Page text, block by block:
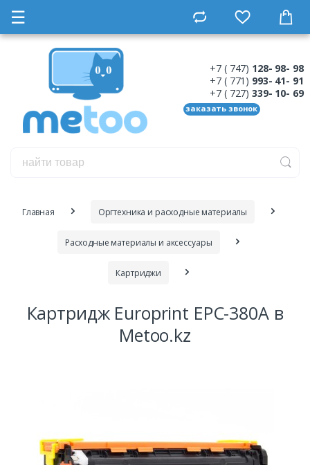
☰
+7 ( 747) 128- 98- 98
+7 ( 771) 993- 41- 91
+7 ( 727) 339- 10- 69
заказать звонок
Главная Оргтехника и расходные материалы
Расходные материалы и аксессуары
Картриджи
Картридж Europrint EPC-380A в
Metoo.kz